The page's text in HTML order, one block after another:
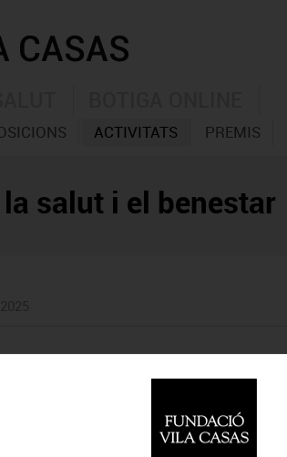
ACTIVITATS PREMIS
salut i el benestar
taula rodona per tal de posar en
Es compartiran projectes i iniciatives que